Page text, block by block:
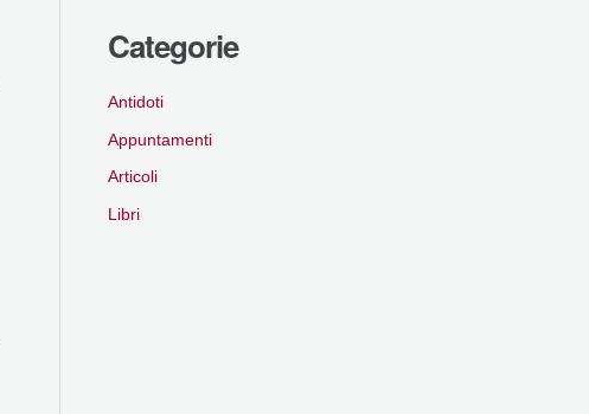
Categorie
Antidoti
Appuntamenti
Articoli
Libri